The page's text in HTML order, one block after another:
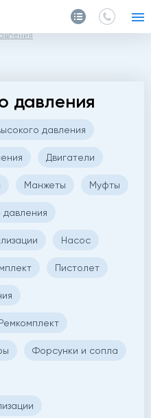
давления
давления
Двигатели
Манжеты Муфты
давления
Насос
Пистолет
Форсунки и сопла